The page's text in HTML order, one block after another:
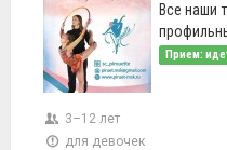
Все наши
Прием:
3–12 лет
для девочек